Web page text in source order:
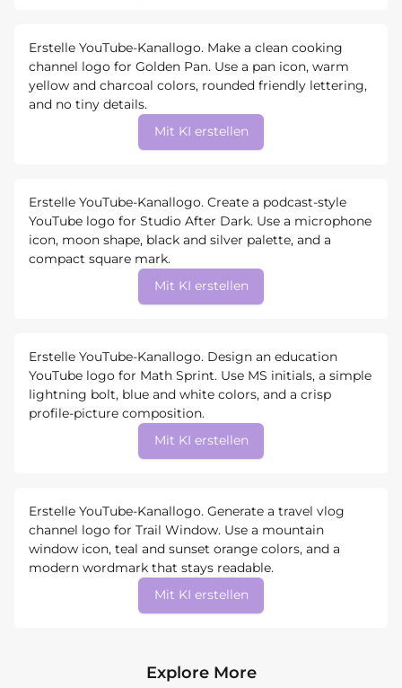
Erstelle YouTube-Kanallogo. Make a clean cooking
channel logo for Golden Pan. Use a pan icon, warm
yellow and charcoal colors, rounded friendly lettering,
and no tiny details.
Mit KI erstellen
Erstelle YouTube-Kanallogo. Create a podcast-style
YouTube logo for Studio After Dark. Use a microphone
icon, moon shape, black and silver palette, and a
compact square mark.
Mit KI erstellen
Erstelle YouTube-Kanallogo. Design an education
YouTube logo for Math Sprint. Use MS initials, a simple
lightning bolt, blue and white colors, and a crisp
profile-picture composition.
Mit KI erstellen
Erstelle YouTube-Kanallogo. Generate a travel vlog
channel logo for Trail Window. Use a mountain
window icon, teal and sunset orange colors, and a
modern wordmark that stays readable.
Mit KI erstellen
Explore More